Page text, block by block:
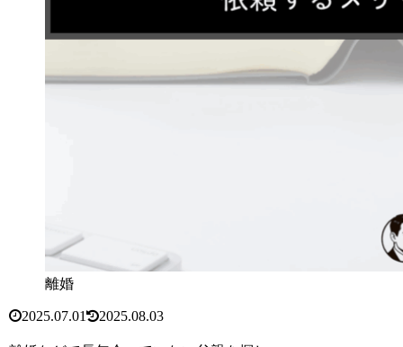
離婚
2025.07.01 2025.08.03